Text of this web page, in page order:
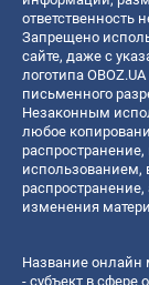
ответственность
Запрещено
сайте, даже с
логотипа
письменного
Незаконным
любое
использованием,
изменения
Название онлайн
- субъект в сфере